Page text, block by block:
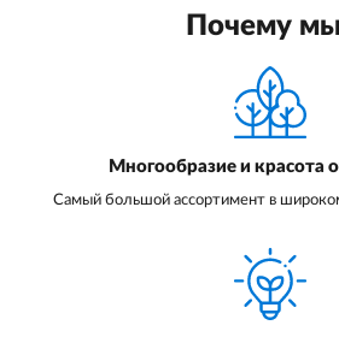
Почему
Многообразие и красота
Самый большой ассортимент в